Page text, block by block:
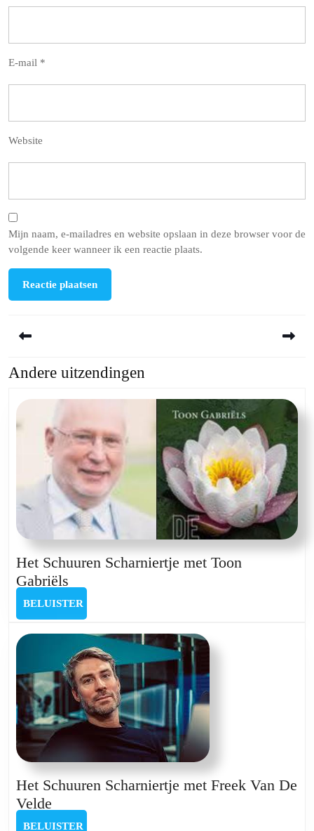
E-mail *
Website
Mijn naam, e-mailadres en website opslaan in deze browser voor de
volgende keer wanneer ik een reactie plaats.
Previous
Andere uitzendingen
Het Schuuren Scharniertje met Toon
Gabriëls
Schuuren
Scharniertje
met
Toon
Gabriëls
BELUISTER
Het Schuuren Scharniertje met Freek Van De
Velde
Schuuren
BELUISTER